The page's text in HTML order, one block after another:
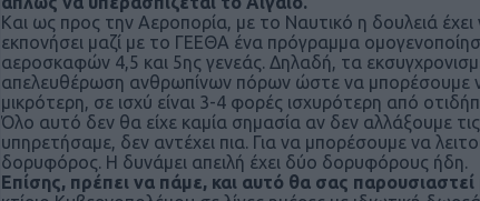
Και ως προς την Αεροπορία, με το Ναυτικό η δουλειά
εκπονήσει μαζί με το ΓΕΕΘΑ ένα πρόγραμμα
αεροσκαφών 4,5 και 5ης γενεάς. Δηλαδή, τα
απελευθέρωση ανθρωπίνων πόρων ώστε να μπορέσουμε
μικρότερη, σε ισχύ είναι 3-4 φορές ισχυρότερη από
Όλο αυτό δεν θα είχε καμία σημασία αν δεν αλλάξουμε
υπηρετήσαμε, δεν αντέχει πια. Για να μπορέσουμε να
δορυφόρος. Η δυνάμει απειλή έχει δύο δορυφόρους ήδη.
Επίσης, πρέπει να πάμε, και αυτό θα σας